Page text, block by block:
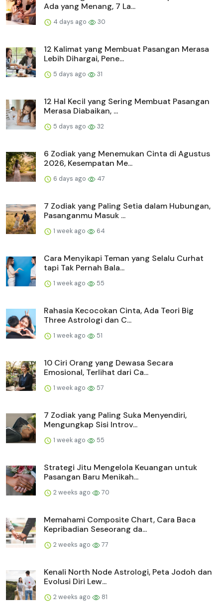
Ada yang Menang, 7 La...
4 days ago 30
12 Kalimat yang Membuat Pasangan Merasa
Lebih Dihargai, Pene...
5 days ago 31
12 Hal Kecil yang Sering Membuat Pasangan
Merasa Diabaikan, ...
5 days ago 32
6 Zodiak yang Menemukan Cinta di Agustus
2026, Kesempatan Me...
6 days ago 47
7 Zodiak yang Paling Setia dalam Hubungan,
Pasanganmu Masuk ...
1 week ago 64
Cara Menyikapi Teman yang Selalu Curhat
tapi Tak Pernah Bala...
1 week ago 55
Rahasia Kecocokan Cinta, Ada Teori Big
Three Astrologi dan C...
1 week ago 51
10 Ciri Orang yang Dewasa Secara
Emosional, Terlihat dari Ca...
1 week ago 57
7 Zodiak yang Paling Suka Menyendiri,
Mengungkap Sisi Introv...
1 week ago 55
Strategi Jitu Mengelola Keuangan untuk
Pasangan Baru Menikah...
2 weeks ago 70
Memahami Composite Chart, Cara Baca
Kepribadian Seseorang da...
2 weeks ago 77
Kenali North Node Astrologi, Peta Jodoh dan
Evolusi Diri Lew...
2 weeks ago 81